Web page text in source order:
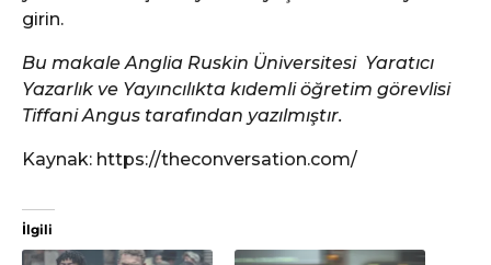
girin.
Bu makale Anglia Ruskin Üniversitesi Yaratıcı
Yazarlık ve Yayıncılıkta kıdemli öğretim görevlisi
Tiffani Angus tarafından yazılmıştır.
Kaynak: https://theconversation.com/
İlgili